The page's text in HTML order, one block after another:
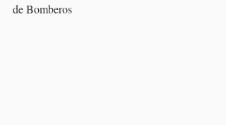
de Bomberos